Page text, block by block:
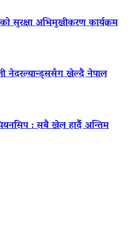
सुरक्षा अभिमुखीकरण कार्यक्रम
नेदरल्यान्ड्ससँग खेल्दै नेपाल
: सबै खेल हार्दै अन्तिम